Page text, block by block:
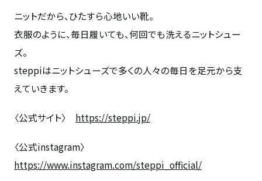
ニットだから、ひたすら心地いい靴。
衣服のように、毎日履いても、何回でも洗えるニットシュー
ズ。
steppiはニットシューズで多くの人々の毎日を足元から支
えていきます。
〈公式サイト〉 https://steppi.jp/
〈公式instagram〉
https://www.instagram.com/steppi_official/